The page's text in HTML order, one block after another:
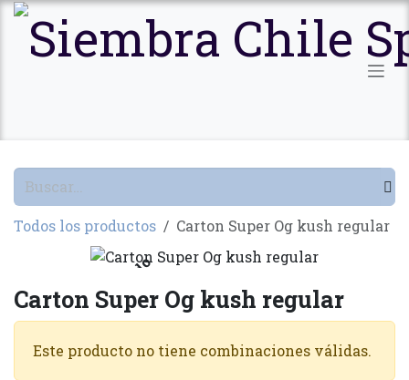
Ir al contenido
Todos los productos Carton Super Og kush regular
Agotado
Carton Super Og kush regular
Este producto no tiene combinaciones válidas.